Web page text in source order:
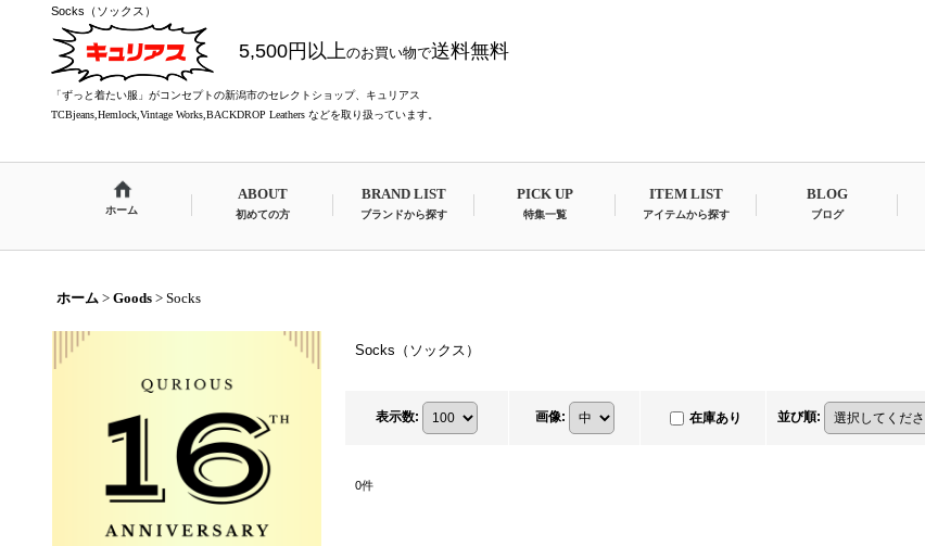
Socks（ソックス）
5,500円以上のお買い物で送料無料
「ずっと着たい服」がコンセプトの新潟市のセレクトショップ、キュリアス
TCBjeans,Hemlock,Vintage Works,BACKDROP Leathers などを取り扱っています。
ホーム
ABOUT
初めての方
BRAND LIST
ブランドから探す
PICK UP
特集一覧
ITEM LIST
アイテムから探す
BLOG
ブログ
ホーム > Goods > Socks
Socks（ソックス）
表示数: 画像: 在庫あり 並び順:
0件